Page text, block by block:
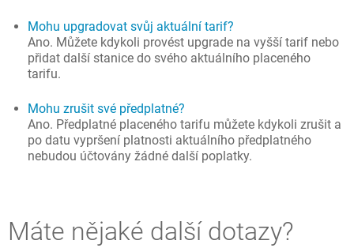
Mohu upgradovat svůj aktuální tarif?
Ano. Můžete kdykoli provést upgrade na vyšší tarif nebo
přidat další stanice do svého aktuálního placeného
tarifu.
Mohu zrušit své předplatné?
Ano. Předplatné placeného tarifu můžete kdykoli zrušit a
po datu vypršení platnosti aktuálního předplatného
nebudou účtovány žádné další poplatky.
Máte nějaké další dotazy?